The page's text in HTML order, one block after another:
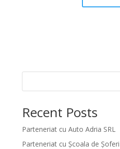
Recent Posts
Parteneriat cu Auto Adria SRL
Parteneriat cu Școala de